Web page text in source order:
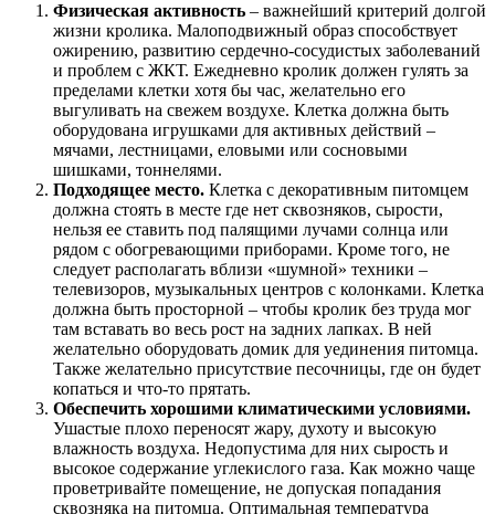
Физическая активность – важнейший критерий долгой
жизни кролика. Малоподвижный образ способствует
ожирению, развитию сердечно-сосудистых заболеваний
и проблем с ЖКТ. Ежедневно кролик должен гулять за
пределами клетки хотя бы час, желательно его
выгуливать на свежем воздухе. Клетка должна быть
оборудована игрушками для активных действий –
мячами, лестницами, еловыми или сосновыми
шишками, тоннелями.
Подходящее место. Клетка с декоративным питомцем
должна стоять в месте где нет сквозняков, сырости,
нельзя ее ставить под палящими лучами солнца или
рядом с обогревающими приборами. Кроме того, не
следует располагать вблизи «шумной» техники –
телевизоров, музыкальных центров с колонками. Клетка
должна быть просторной – чтобы кролик без труда мог
там вставать во весь рост на задних лапках. В ней
желательно оборудовать домик для уединения питомца.
Также желательно присутствие песочницы, где он будет
копаться и что-то прятать.
Обеспечить хорошими климатическими условиями.
Ушастые плохо переносят жару, духоту и высокую
влажность воздуха. Недопустима для них сырость и
высокое содержание углекислого газа. Как можно чаще
проветривайте помещение, не допуская попадания
сквозняка на питомца. Оптимальная температура